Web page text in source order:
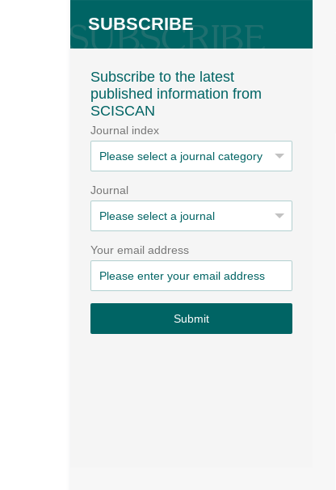
SUBSCRIBE
Subscribe to the latest
published information from
SCISCAN
Journal index
Journal
Your email address
Submit